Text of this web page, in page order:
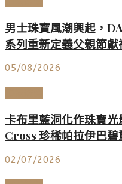
男士珠寶風潮興起，
系列重新定義父親節獻
05/08/2026
卡布里藍洞化作珠寶
Cross 珍稀帕拉伊巴
02/07/2026